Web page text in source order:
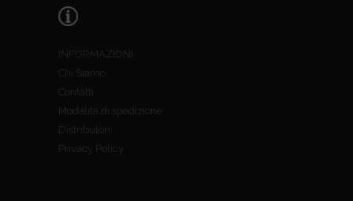
INFORMAZIONI
Chi Siamo
Contatti
Modalità di spedizione
Distributori
Privacy Policy